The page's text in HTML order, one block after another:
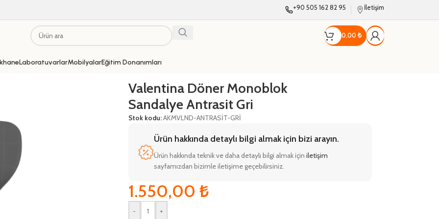
+90 505 162 82 95 İletişim
0,00 ₺
LaboratuvarlarMobilyalarEğitim Donanımları
Valentina Döner Monoblok Sandalye Antrasit Gri
Valentina Döner Monoblok
Sandalye Antrasit Gri
Stok kodu:AKMVLND-ANTRASİT-GRİ
Ürün hakkında detaylı bilgi almak için bizi arayın.
Ürün hakkında teknik ve daha detaylı bilgi almak için iletişim
sayfamızdan bizimle iletişime geçebilirsiniz.
1.550,00 ₺
- +